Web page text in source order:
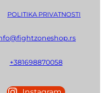
POLITIKA PRIVATNOSTI
+381698870058